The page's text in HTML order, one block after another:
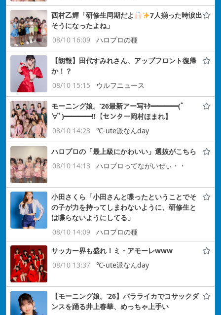
西村乙輝「研修生同期だよ
7人揃った時涙出
そうになったよね」
08/10 16:09
ハロプロの種
【朗報】田代すみれさん、アップフロント復帰
か！？
08/10 15:15
ウルフニュース
モーニング娘。’26最新アー写ｷﾀ━━━━(ﾟ
∀ﾟ)━━━━!!【センター岡村ほまれ】
08/10 14:23
℃-ute派なんday
ハロプロの「最上級にかわいい」選抜がこちら
08/10 14:13
ハロプロってながいぜぃ・・
小田さくら「小田さんと喋ったということでそ
の子が力を持ってしまわないように、研修生と
は喋らないようにしてる」
08/10 14:09
ハロプロの種
サッカー界も盛れ！ミ・アモーレwww
08/10 13:37
℃-ute派なんday
【モーニング娘。’26】バラライカでコサックダ
ンスを踊る井上春華、めっちゃ上手い